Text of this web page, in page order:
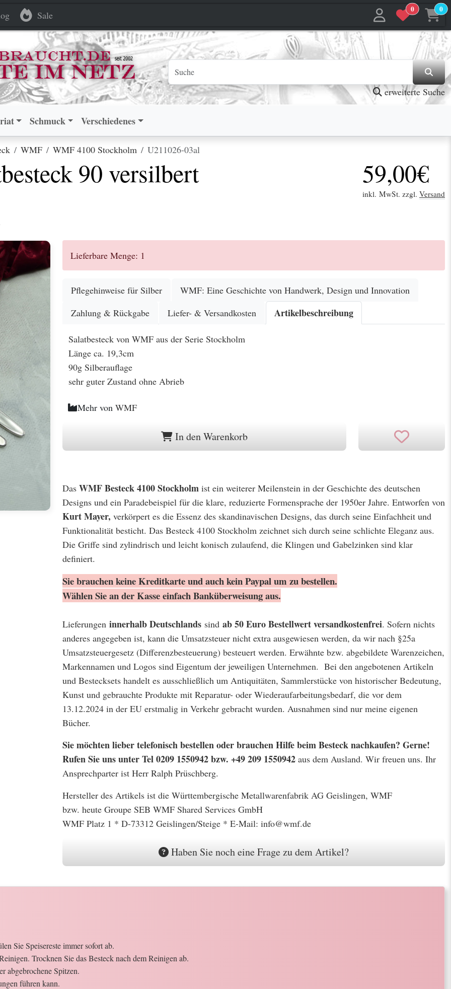
Sale
0 0
erweiterte Suche
Schmuck Verschiedenes
WMF WMF 4100 Stockholm U211026-03al
90 versilbert 59,00€
inkl. MwSt. zzgl. Versand
Lieferbare Menge: 1
Pflegehinweise für Silber
WMF: Eine Geschichte von Handwerk, Design und Innovation
Zahlung & Rückgabe
Liefer- & Versandkosten Artikelbeschreibung
Salatbesteck von WMF aus der Serie Stockholm
Länge ca. 19,3cm
90g Silberauflage
sehr guter Zustand ohne Abrieb
Mehr von WMF
In den Warenkorb
Das WMF Besteck 4100 Stockholm ist ein weiterer Meilenstein in der Geschichte des deutschen
Designs und ein Paradebeispiel für die klare, reduzierte Formensprache der 1950er Jahre. Entworfen von
Kurt Mayer, verkörpert es die Essenz des skandinavischen Designs, das durch seine Einfachheit und
Funktionalität besticht. Das Besteck 4100 Stockholm zeichnet sich durch seine schlichte Eleganz aus.
Die Griffe sind zylindrisch und leicht konisch zulaufend, die Klingen und Gabelzinken sind klar
definiert.
Sie brauchen keine Kreditkarte und auch kein Paypal um zu bestellen.
Wählen Sie an der Kasse einfach Banküberweisung aus.
Lieferungen innerhalb Deutschlands sind ab 50 Euro Bestellwertversandkostenfrei. Sofern nichts
anderes angegeben ist, kann die Umsatzsteuer nicht extra ausgewiesen werden, da wir nach §25a
Umsatzsteuergesetz (Differenzbesteuerung) besteuert werden. Erwähnte bzw. abgebildete Warenzeichen,
Markennamen und Logos sind Eigentum der jeweiligen Unternehmen. Bei den angebotenen Artikeln
und Bestecksets handelt es ausschließlich um Antiquitäten, Sammlerstücke von historischer Bedeutung,
Kunst und gebrauchte Produkte mit Reparatur- oder Wiederaufarbeitungsbedarf, die vor dem
13.12.2024 in der EU erstmalig in Verkehr gebracht wurden. Ausnahmen sind nur meine eigenen
Bücher.
Sie möchten lieber telefonisch bestellen oder brauchen Hilfe beim Besteck nachkaufen? Gerne!
Rufen Sie uns unter Tel 0209 1550942 bzw. +49 209 1550942 aus dem Ausland. Wir freuen uns. Ihr
Ansprechparter ist Herr Ralph Prüschberg.
Hersteller des Artikels ist die Württembergische Metallwarenfabrik AG Geislingen, WMF
bzw. heute Groupe SEB WMF Shared Services GmbH
WMF Platz 1 * D-73312 Geislingen/Steige * E-Mail: info@wmf.de
Haben Sie noch eine Frage zu dem Artikel?
Sie Speisereste immer sofort ab.
Trocknen Sie das Besteck nach dem Reinigen ab.
abgebrochene Spitzen.
führen kann.
versilbert jetzt in den Warenkorb
versilbert jetzt in den Warenkorb